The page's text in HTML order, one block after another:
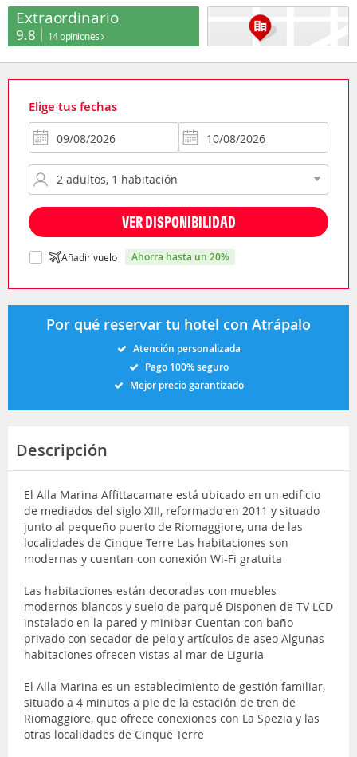
Extraordinario
9.8 14 opiniones
Elige tus fechas
VER DISPONIBILIDAD
Añadir vuelo ahorra hasta un 20%
Por qué reservar tu hotel con Atrápalo
Atención personalizada
Pago 100% seguro
Mejor precio garantizado
Descripción
El Alla Marina Affittacamare está ubicado en un edificio
de mediados del siglo XIII, reformado en 2011 y situado
junto al pequeño puerto de Riomaggiore, una de las
localidades de Cinque Terre Las habitaciones son
modernas y cuentan con conexión Wi-Fi gratuita
Las habitaciones están decoradas con muebles
modernos blancos y suelo de parqué Disponen de TV LCD
instalado en la pared y minibar Cuentan con baño
privado con secador de pelo y artículos de aseo Algunas
habitaciones ofrecen vistas al mar de Liguria
El Alla Marina es un establecimiento de gestión familiar,
situado a 4 minutos a pie de la estación de tren de
Riomaggiore, que ofrece conexiones con La Spezia y las
otras localidades de Cinque Terre